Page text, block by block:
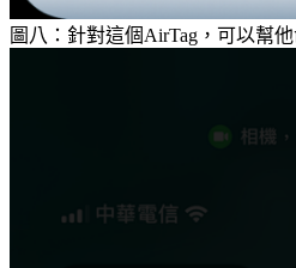
圖八：針對這個AirTag，可以幫